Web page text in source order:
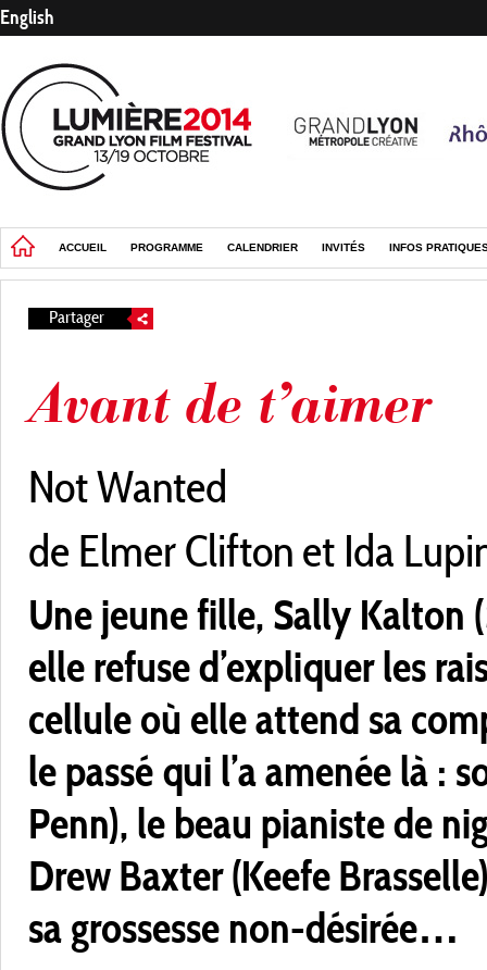
English
ACCUEIL PROGRAMME CALENDRIER INVITÉS INFOS
Partager
Avant de t’aimer
Not Wanted
de Elmer Clifton et Ida
Une jeune fille, Sally Kalton
elle refuse d’expliquer les
cellule où elle attend sa
le passé qui l’a amenée là :
Penn), le beau pianiste de
Drew Baxter (Keefe
sa grossesse non-désirée…